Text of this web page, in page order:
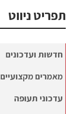
תפריט ניווט
חדשות ועדכונים
מאמרים מקצועיים
עדכוני תעופה